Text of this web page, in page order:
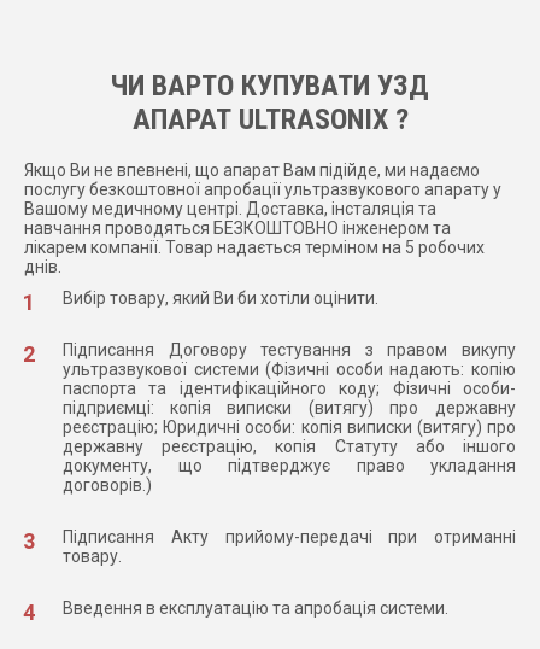
ЧИ ВАРТО КУПУВАТИ УЗД
АПАРАТ ULTRASONIX ?
Якщо Ви не впевнені, що апарат Вам підійде, ми надаємо
послугу безкоштовної апробації ультразвукового апарату у
Вашому медичному центрі. Доставка, інсталяція та
навчання проводяться БЕЗКОШТОВНО інженером та
лікарем компанії. Товар надається терміном на 5 робочих
днів.
Вибір товару, який Ви би хотіли оцінити.
Підписання Договору тестування з правом викупу
ультразвукової системи (Фізичні особи надають: копію
паспорта та ідентифікаційного коду; Фізичні особи-
підприємці: копія виписки (витягу) про державну
реєстрацію; Юридичні особи: копія виписки (витягу) про
державну реєстрацію, копія Статуту або іншого
документу, що підтверджує право укладання
договорів.)
Підписання Акту прийому-передачі при отриманні
товару.
Введення в експлуатацію та апробація системи.